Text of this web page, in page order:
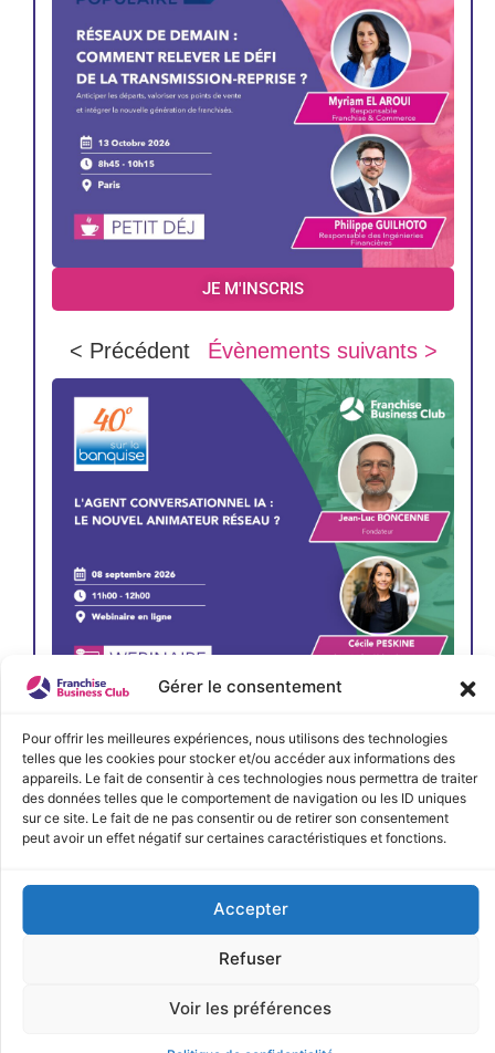
Gérer le consentement
Pour offrir les meilleures expériences, nous utilisons des technologies
telles que les cookies pour stocker et/ou accéder aux informations des
appareils. Le fait de consentir à ces technologies nous permettra de traiter
des données telles que le comportement de navigation ou les ID uniques
sur ce site. Le fait de ne pas consentir ou de retirer son consentement
peut avoir un effet négatif sur certaines caractéristiques et fonctions.
Accepter
Refuser
Voir les préférences
JE M'INSCRIS
< Précédent Évènements suivants >